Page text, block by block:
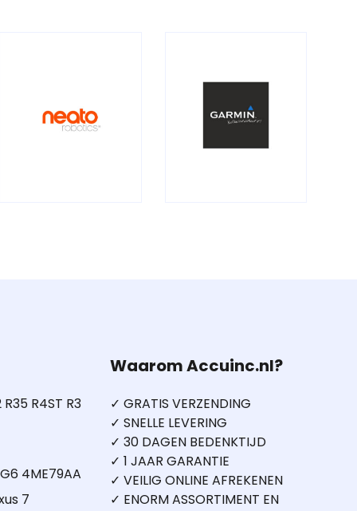
R4ST R3
4ME79AA
7
Waarom Accuinc.nl?
✓ GRATIS VERZENDING
✓ SNELLE LEVERING
✓ 30 DAGEN BEDENKTIJD
✓ 1 JAAR GARANTIE
✓ VEILIG ONLINE AFREKENEN
✓ ENORM ASSORTIMENT EN